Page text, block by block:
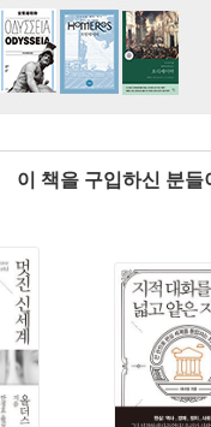
이 책을 구입하신 분